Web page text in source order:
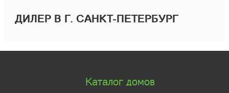
ДИЛЕР В Г. САНКТ-ПЕТЕРБУРГ
Каталог домов